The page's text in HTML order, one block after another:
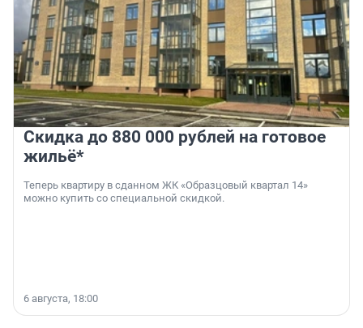
Скидка до 880 000 рублей на готовое
жильё*
Теперь квартиру в сданном ЖК «Образцовый квартал 14»
можно купить со специальной скидкой.
6 августа, 18:00